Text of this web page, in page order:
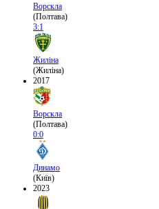
Ворскла
(Полтава)
3:1
Жиліна
(Жиліна)
2017
Ворскла
(Полтава)
0:0
Динамо
(Київ)
2023